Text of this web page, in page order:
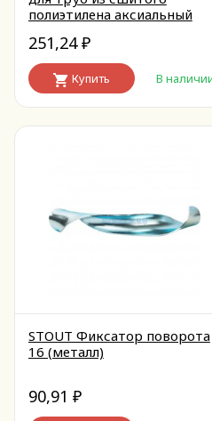
полиэтилена аксиальный
251,24 ₽
Купить В
STOUT Фиксатор поворота
16 (металл)
90,91 ₽